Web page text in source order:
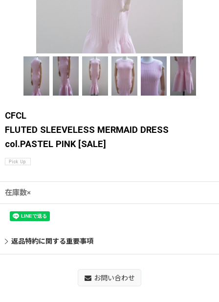
CFCL
FLUTED SLEEVELESS MERMAID DRESS
col.PASTEL PINK [SALE]
在庫数×
返品特約に関する重要事項
お問い合わせ